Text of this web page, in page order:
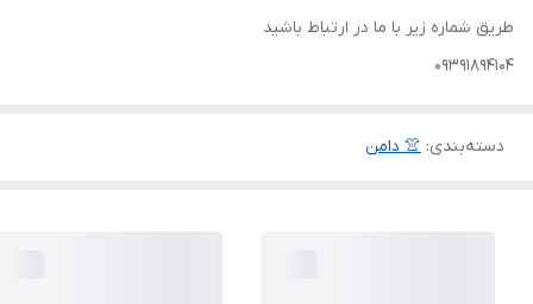
طریق شماره زیر با ما در ارتباط باشید
09391894104
دسته‌بندی: 👚 دامن